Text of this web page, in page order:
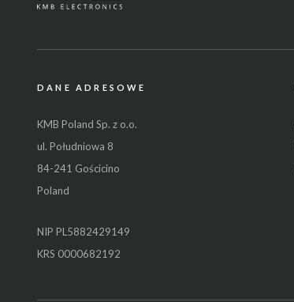
DANE ADRESOWE
KMB Poland Sp. z o.o.
ul. Południowa 8
84-241 Gościcino
Poland
NIP PL5882429149
KRS 0000682192